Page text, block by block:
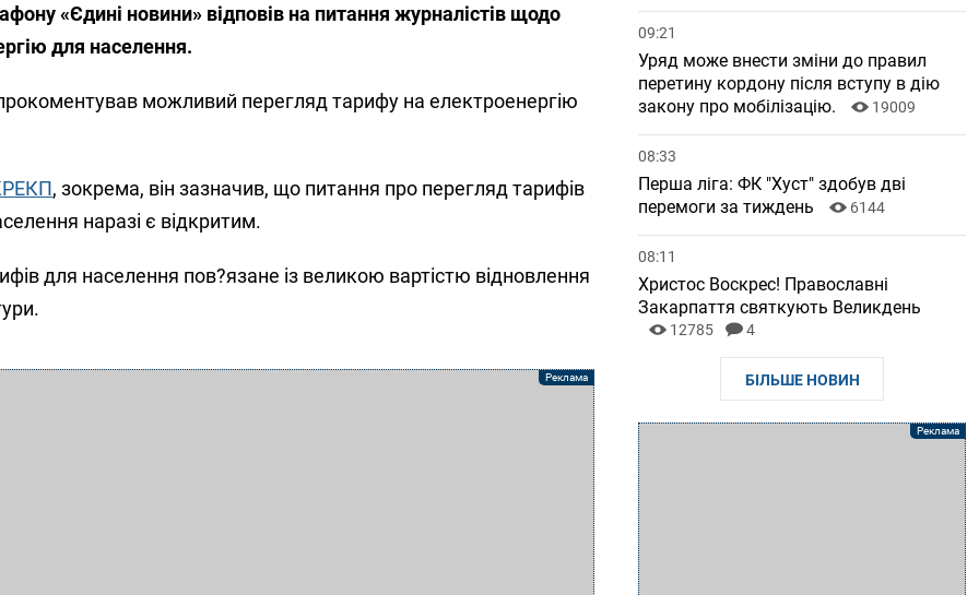
«Єдині новини» відповів на питання журналістів щодо
для населення.
можливий перегляд тарифу на електроенергію
, зокрема, він зазначив, що питання про перегляд тарифів
наразі є відкритим.
для населення пов?язане із великою вартістю відновлення
09:21
Уряд може внести зміни до правил
перетину кордону після вступу в дію
закону про мобілізацію.
19009
08:33
Перша ліга: ФК "Хуст" здобув дві
перемоги за тиждень
6144
08:11
Христос Воскрес! Православні
Закарпаття святкують Великдень
12785 4
БІЛЬШЕ НОВИН